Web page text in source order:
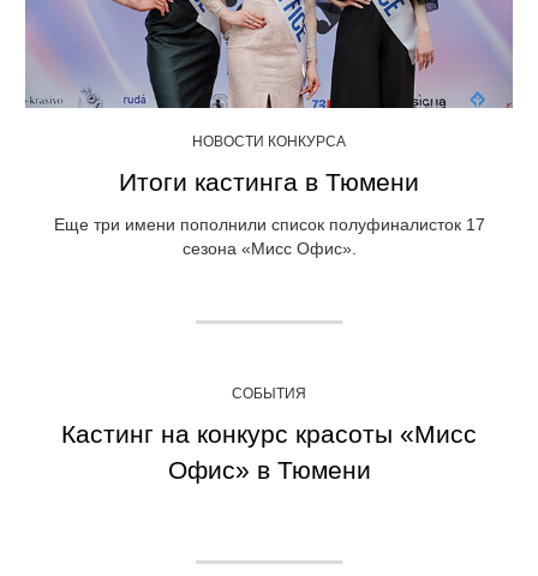
НОВОСТИ КОНКУРСА
Итоги кастинга в Тюмени
Еще три имени пополнили список полуфиналисток 17
сезона «Мисс Офис».
СОБЫТИЯ
Кастинг на конкурс красоты «Мисс
Офис» в Тюмени